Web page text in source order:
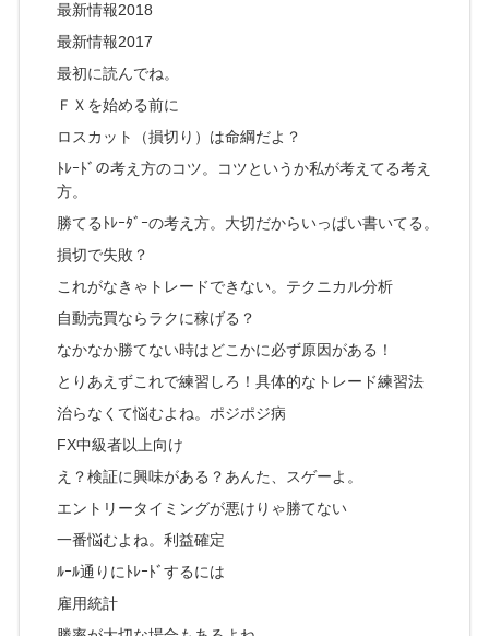
最新情報2018
最新情報2017
最初に読んでね。
ＦＸを始める前に
ロスカット（損切り）は命綱だよ？
ﾄﾚｰﾄﾞの考え方のコツ。コツというか私が考えてる考え
方。
勝てるﾄﾚｰﾀﾞｰの考え方。大切だからいっぱい書いてる。
損切で失敗？
これがなきゃトレードできない。テクニカル分析
自動売買ならラクに稼げる？
なかなか勝てない時はどこかに必ず原因がある！
とりあえずこれで練習しろ！具体的なトレード練習法
治らなくて悩むよね。ポジポジ病
FX中級者以上向け
え？検証に興味がある？あんた、スゲーよ。
エントリータイミングが悪けりゃ勝てない
一番悩むよね。利益確定
ﾙｰﾙ通りにﾄﾚｰﾄﾞするには
雇用統計